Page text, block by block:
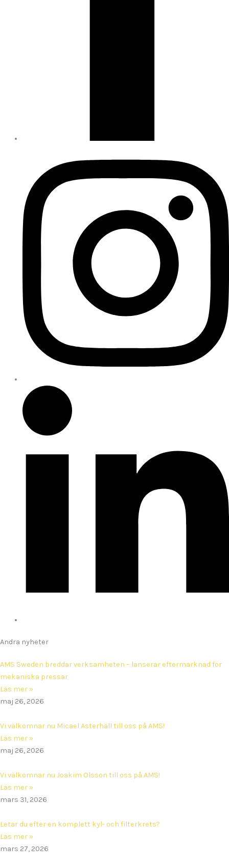
Andra nyheter
AMS Sweden breddar verksamheten – lanserar eftermarknad för
mekaniska pressar
Läs mer »
maj 26, 2026
Vi välkomnar nu Micael Asterhäll till oss på AMS!
Läs mer »
maj 26, 2026
Vi välkomnar nu Joakim Olsson till oss på AMS!
Läs mer »
mars 31, 2026
Letar du efter en komplett kyl- och filterkrets?
Läs mer »
mars 27, 2026